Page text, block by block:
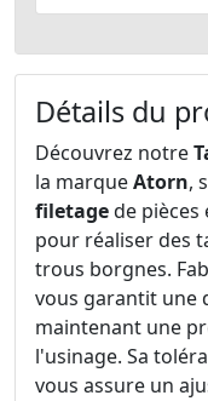
Détails du
Découvrez notre
la marqueAtorn,
filetagede pièces
pour réaliser des
trous borgnes.
vous garantit une
maintenant une
l'usinage. Sa
vous assure un